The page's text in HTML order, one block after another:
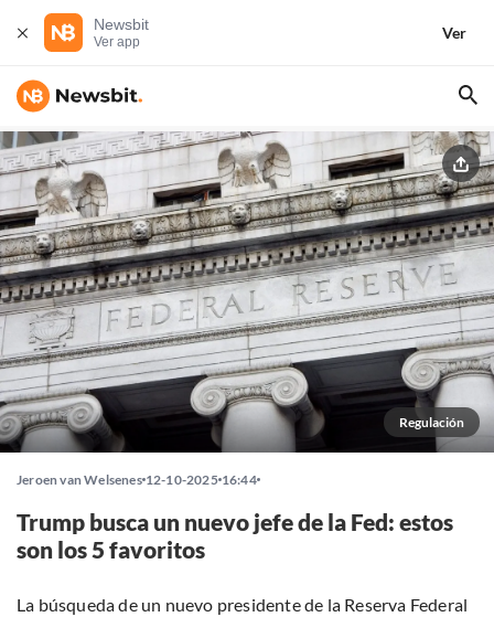
Newsbit
Ver app
Ver
Regulación
Jeroen van Welsenes 12-10-2025 16:44
Trump busca un nuevo jefe de la Fed: estos
son los 5 favoritos
La búsqueda de un nuevo presidente de la Reserva Federal